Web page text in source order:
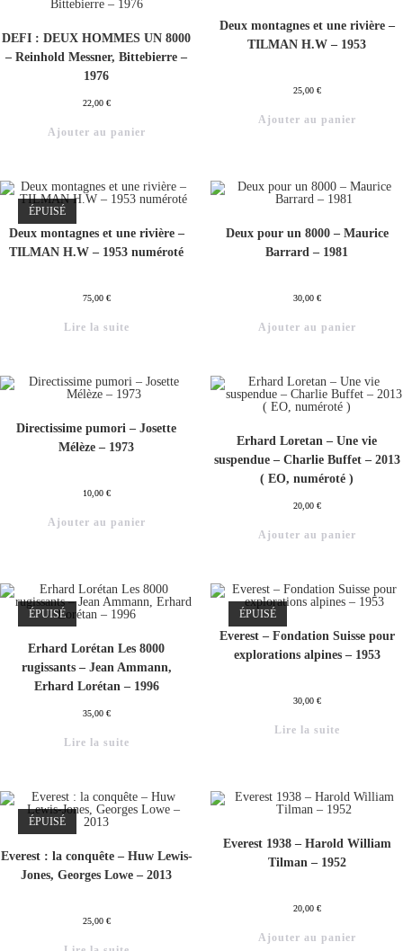
DEFI : DEUX HOMMES UN 8000
– Reinhold Messner, Bittebierre –
1976
22,00 €
Ajouter au panier
Deux montagnes et une rivière –
TILMAN H.W – 1953
25,00 €
Ajouter au panier
ÉPUISÉ
Deux montagnes et une rivière –
TILMAN H.W – 1953 numéroté
75,00 €
Lire la suite
Deux pour un 8000 – Maurice
Barrard – 1981
30,00 €
Ajouter au panier
Directissime pumori – Josette
Mélèze – 1973
10,00 €
Ajouter au panier
Erhard Loretan – Une vie
suspendue – Charlie Buffet – 2013
( EO, numéroté )
20,00 €
Ajouter au panier
ÉPUISÉ
Erhard Lorétan Les 8000
rugissants – Jean Ammann,
Erhard Lorétan – 1996
35,00 €
Lire la suite
ÉPUISÉ
Everest – Fondation Suisse pour
explorations alpines – 1953
30,00 €
Lire la suite
ÉPUISÉ
Everest : la conquête – Huw Lewis-
Jones, Georges Lowe – 2013
25,00 €
Everest 1938 – Harold William
Tilman – 1952
20,00 €
Ajouter au panier